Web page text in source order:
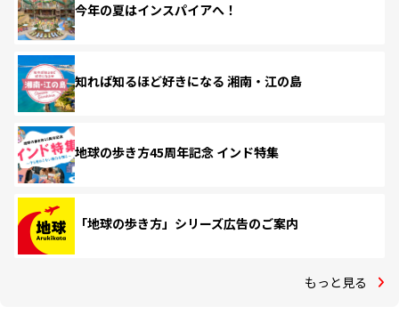
今年の夏はインスパイアへ！
知れば知るほど好きになる 湘南・江の島
地球の歩き方45周年記念 インド特集
「地球の歩き方」シリーズ広告のご案内
もっと見る